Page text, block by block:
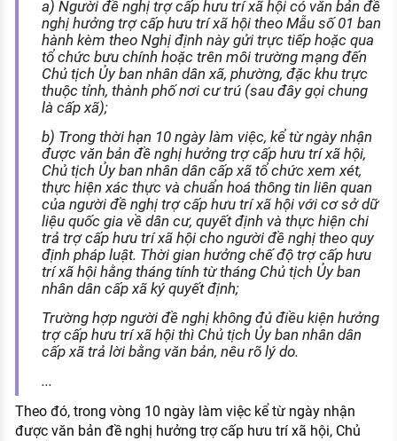
a) Người đề nghị trợ cấp hưu trí xã hội có văn bản đề
nghị hưởng trợ cấp hưu trí xã hội theo Mẫu số 01 ban
hành kèm theo Nghị định này gửi trực tiếp hoặc qua
tổ chức bưu chính hoặc trên môi trường mạng đến
Chủ tịch Ủy ban nhân dân xã, phường, đặc khu trực
thuộc tỉnh, thành phố nơi cư trú (sau đây gọi chung
là cấp xã);
b) Trong thời hạn 10 ngày làm việc, kể từ ngày nhận
được văn bản đề nghị hưởng trợ cấp hưu trí xã hội,
Chủ tịch Ủy ban nhân dân cấp xã tổ chức xem xét,
thực hiện xác thực và chuẩn hoá thông tin liên quan
của người đề nghị trợ cấp hưu trí xã hội với cơ sở dữ
liệu quốc gia về dân cư, quyết định và thực hiện chi
trả trợ cấp hưu trí xã hội cho người đề nghị theo quy
định pháp luật. Thời gian hưởng chế độ trợ cấp hưu
trí xã hội hằng tháng tính từ tháng Chủ tịch Ủy ban
nhân dân cấp xã ký quyết định;
Trường hợp người đề nghị không đủ điều kiện hưởng
trợ cấp hưu trí xã hội thì Chủ tịch Ủy ban nhân dân
cấp xã trả lời bằng văn bản, nêu rõ lý do.
...
Theo đó, trong vòng 10 ngày làm việc kể từ ngày nhận
được văn bản đề nghị hưởng trợ cấp hưu trí xã hội, Chủ